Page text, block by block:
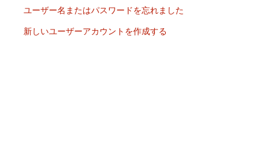
ユーザー名またはパスワードを忘れました
新しいユーザーアカウントを作成する